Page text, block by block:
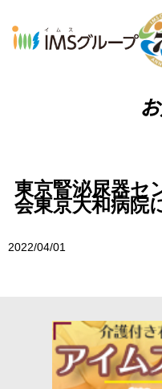
東京腎泌尿器セ
会東京大和病院
2022/04/01